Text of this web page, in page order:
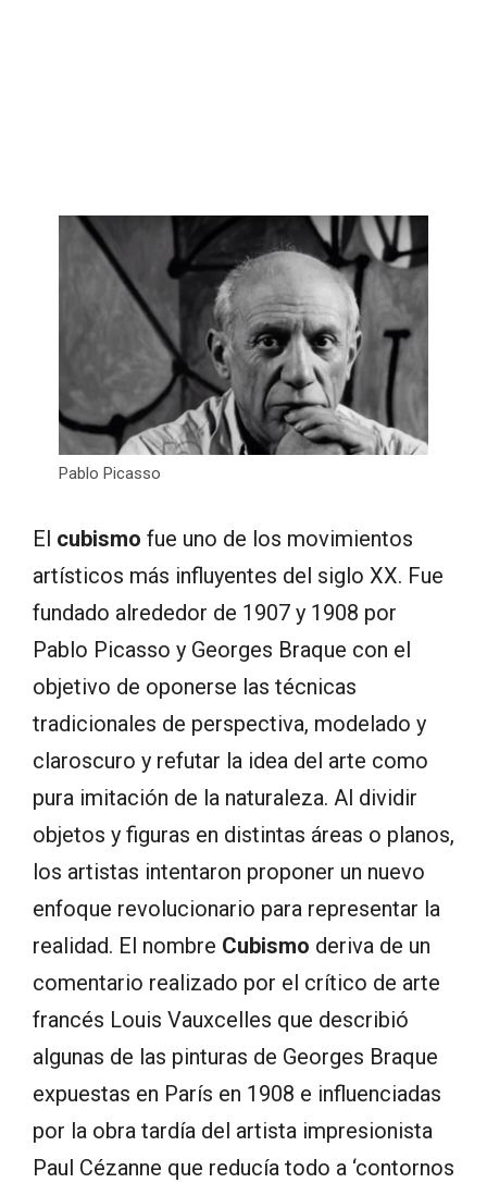
Pablo Picasso
El cubismo fue uno de los movimientos
artísticos más influyentes del siglo XX. Fue
fundado alrededor de 1907 y 1908 por
Pablo Picasso y Georges Braque con el
objetivo de oponerse las técnicas
tradicionales de perspectiva, modelado y
claroscuro y refutar la idea del arte como
pura imitación de la naturaleza. Al dividir
objetos y figuras en distintas áreas o planos,
los artistas intentaron proponer un nuevo
enfoque revolucionario para representar la
realidad. El nombre Cubismo deriva de un
comentario realizado por el crítico de arte
francés Louis Vauxcelles que describió
algunas de las pinturas de Georges Braque
expuestas en París en 1908 e influenciadas
por la obra tardía del artista impresionista
Paul Cézanne que reducía todo a ‘contornos